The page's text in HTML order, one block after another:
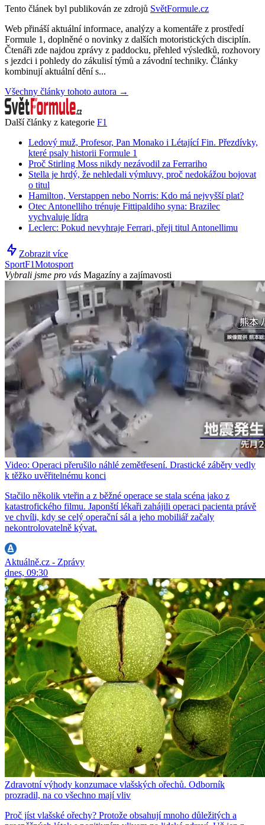
Tento článek byl publikován ze zdrojů SvětFormule.cz
Web přináší aktuální informace, analýzy a komentáře z prostředí
Formule 1, doplněné o novinky z dalších motoristických disciplín.
Čtenáři zde najdou zprávy z paddocku, přehled výsledků, rozhovory
s jezdci i pohledy do zákulisí týmů a závodní techniky. Články
kombinují aktuální dění s...
Všechny články tohoto autora →
Další články z kategorie F1
Ledový muž, Profesor, Pan Monako i Létající Fin. Přezdívky,
které psaly historii Formule 1
Proč Stirling Moss nikdy nezávodil za Ferrariho
Stella je hrdý, že nehledali výmluvy, proč nedokážou bojovat
o titul
Hamilton, Verstappen nebo Norris: Kdo má nejvyšší plat?
Otec Antonelliho trénuje Fittipaldiho syna: Brazilec
vychvaluje lídra
Leclerc: Pokud nevyhraje Ferrari, přeji titul Antonellimu
Zobrazit více
SportF1Motosport
Vybrali jsme pro vás Magazíny a zajímavosti
Video: Operaci přerušilo náhlé zemětřesení. Drastické záběry vedly
k těžko uvěřitelnému konci
Stačilo několik vteřin a z běžné operace se stala scéna jako z
katastrofického filmu. Japonští lékaři zahájili operaci pacienta právě
ve chvíli, kdy se celý operační sál a jeho mobiliář začaly
nekontrolovatelně kývat.
Aktuálně.cz - Zprávy
dnes, 09:30
Zdravotní výhody konzumace vlašských ořechů. Odborník
prozradil, na co všechno mají vliv
Proč jíst vlašské ořechy? Protože obsahují mnoho důležitých a